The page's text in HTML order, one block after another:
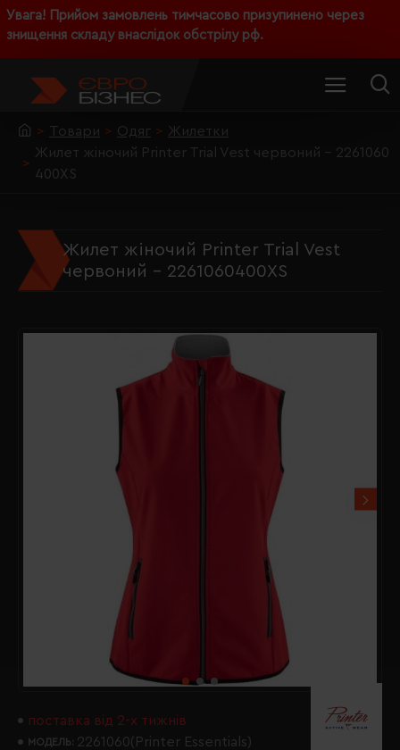
Увага! Прийом замовлень тимчасово призупинено через
знищення складу внаслідок обстрілу рф.
Товари Одяг
Жилетки
Жилет жіночий Printer Trial Vest червоний - 2261060
400XS
Жилет жіночий Printer Trial Vest
червоний - 2261060400XS
поставка від 2-х тижнів
МОДЕЛЬ: 2261060(Printer Essentials)